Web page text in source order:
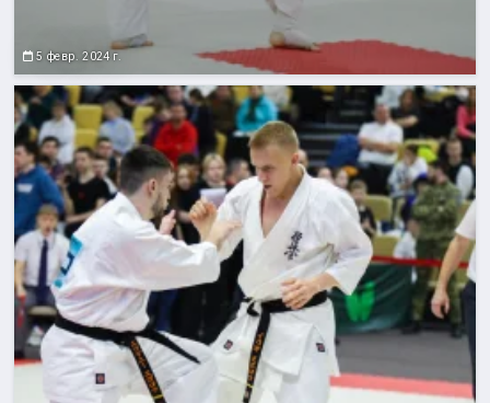
5 февр. 2024 г.